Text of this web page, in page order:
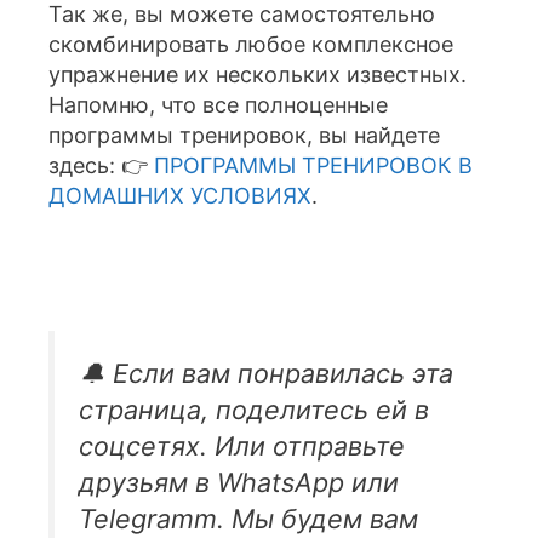
Так же, вы можете самостоятельно
скомбинировать любое комплексное
упражнение их нескольких известных.
Напомню, что все полноценные
программы тренировок, вы найдете
здесь: 👉 ПРОГРАММЫ ТРЕНИРОВОК В
ДОМАШНИХ УСЛОВИЯХ.
🔔 Если вам понравилась эта
страница, поделитесь ей в
соцсетях. Или отправьте
друзьям в WhatsApp или
Telegramm. Мы будем вам